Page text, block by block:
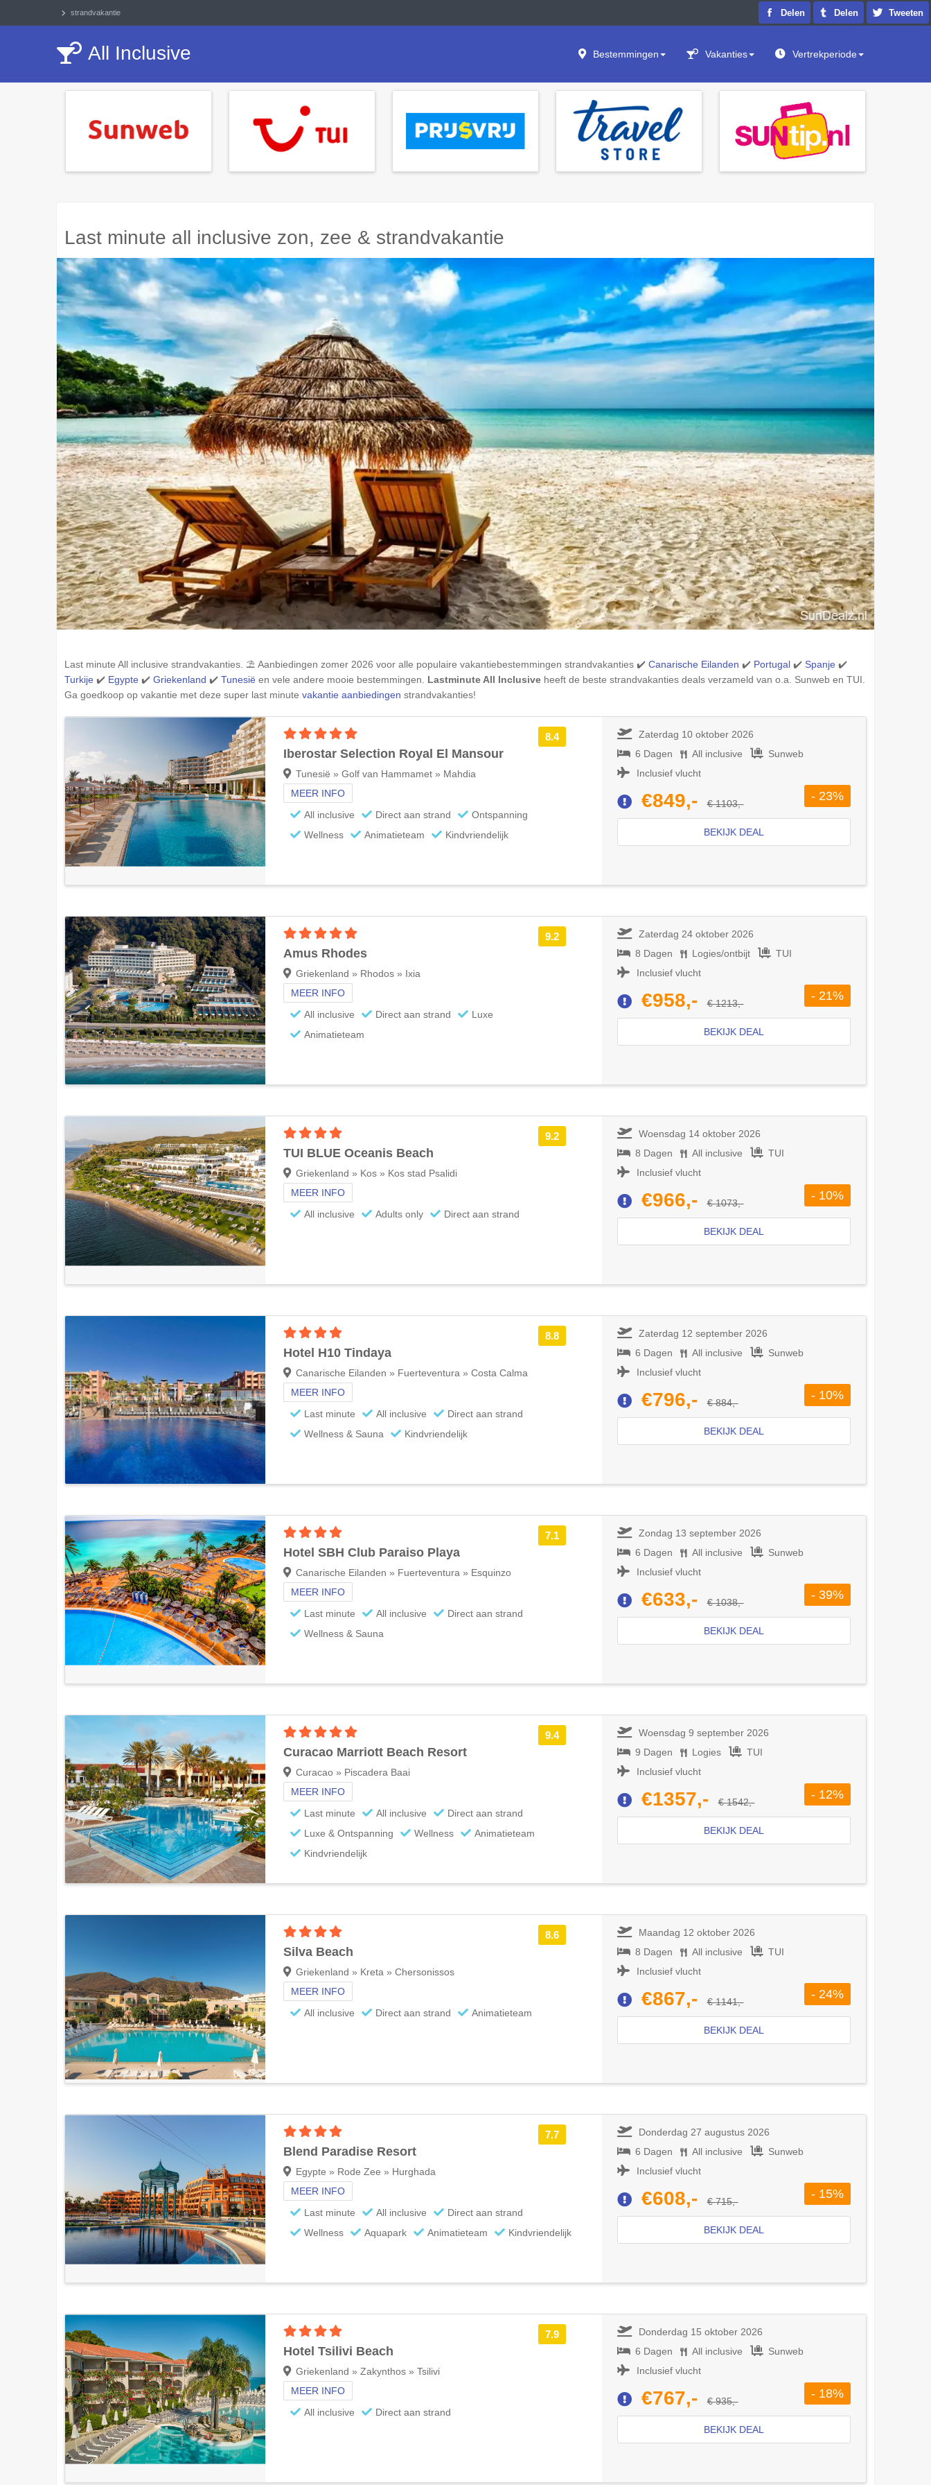
strandvakantie
All Inclusive Bestemmingen Vakanties Vertrekperiode
Last minute all inclusive zon, zee & strandvakantie
Delen Delen Tweeten
Last minute All inclusive strandvakanties. ⛱️ Aanbiedingen zomer 2026 voor alle populaire vakantiebestemmingen strandvakanties ✔️ Canarische Eilanden ✔️ Portugal ✔️ Spanje ✔️
Turkije ✔️ Egypte ✔️ Griekenland ✔️ Tunesië en vele andere mooie bestemmingen. Lastminute All Inclusive heeft de beste strandvakanties deals verzameld van o.a. Sunweb en TUI.
Ga goedkoop op vakantie met deze super last minute vakantie aanbiedingen strandvakanties!
8.4
Iberostar Selection Royal El Mansour
Tunesië » Golf van Hammamet » Mahdia
MEER INFO
All inclusive
Direct aan strand
Ontspanning
Wellness
Animatieteam Kindvriendelijk
Zaterdag 10 oktober 2026
6 Dagen
All inclusive
Sunweb
Inclusief vlucht
€849,- € 1103,-
- 23%
BEKIJK DEAL
9.2
Amus Rhodes
Griekenland » Rhodos » Ixia
MEER INFO
All inclusive
Direct aan strand
Luxe
Animatieteam
Zaterdag 24 oktober 2026
8 Dagen
Logies/ontbijt
TUI
Inclusief vlucht
€958,- € 1213,-
- 21%
BEKIJK DEAL
9.2
TUI BLUE Oceanis Beach
Griekenland » Kos » Kos stad Psalidi
MEER INFO
All inclusive
Adults only Direct aan strand
Woensdag 14 oktober 2026
8 Dagen
All inclusive
TUI
Inclusief vlucht
€966,- € 1073,-
- 10%
BEKIJK DEAL
8.8
Hotel H10 Tindaya
Canarische Eilanden » Fuerteventura » Costa Calma
MEER INFO
Last minute
All inclusive
Direct aan strand
Wellness & Sauna
Kindvriendelijk
Zaterdag 12 september 2026
6 Dagen
All inclusive
Sunweb
Inclusief vlucht
€796,- € 884,-
- 10%
BEKIJK DEAL
7.1
Hotel SBH Club Paraiso Playa
Canarische Eilanden » Fuerteventura » Esquinzo
MEER INFO
Last minute
All inclusive
Direct aan strand
Wellness & Sauna
Zondag 13 september 2026
6 Dagen
All inclusive
Sunweb
Inclusief vlucht
€633,- € 1038,-
- 39%
BEKIJK DEAL
9.4
Curacao Marriott Beach Resort
Curacao » Piscadera Baai
MEER INFO
Last minute
All inclusive
Direct aan strand
Luxe & Ontspanning
Wellness
Animatieteam
Kindvriendelijk
Woensdag 9 september 2026
9 Dagen
Logies
TUI
Inclusief vlucht
€1357,- € 1542,-
- 12%
BEKIJK DEAL
8.6
Silva Beach
Griekenland » Kreta » Chersonissos
MEER INFO
All inclusive
Direct aan strand Animatieteam
Maandag 12 oktober 2026
8 Dagen
All inclusive
TUI
Inclusief vlucht
€867,- € 1141,-
- 24%
BEKIJK DEAL
7.7
Blend Paradise Resort
Egypte » Rode Zee » Hurghada
MEER INFO
Last minute
All inclusive
Direct aan strand
Wellness
Aquapark Animatieteam Kindvriendelijk
Donderdag 27 augustus 2026
6 Dagen
All inclusive
Sunweb
Inclusief vlucht
€608,- € 715,-
- 15%
BEKIJK DEAL
7.9
Hotel Tsilivi Beach
Griekenland » Zakynthos » Tsilivi
MEER INFO
All inclusive
Direct aan strand
Donderdag 15 oktober 2026
6 Dagen
All inclusive
Sunweb
Inclusief vlucht
€767,- € 935,-
- 18%
BEKIJK DEAL